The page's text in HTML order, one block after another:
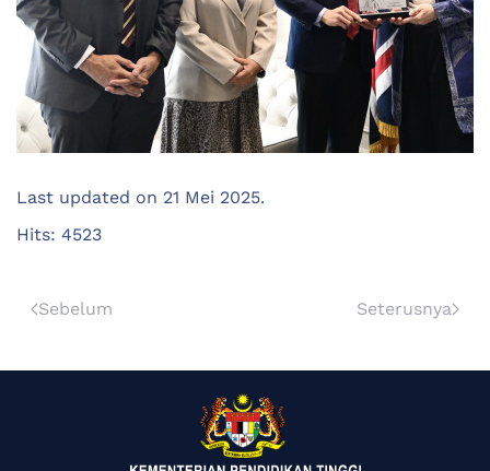
Last updated on 21 Mei 2025.
Hits: 4523
Sebelum Seterusnya